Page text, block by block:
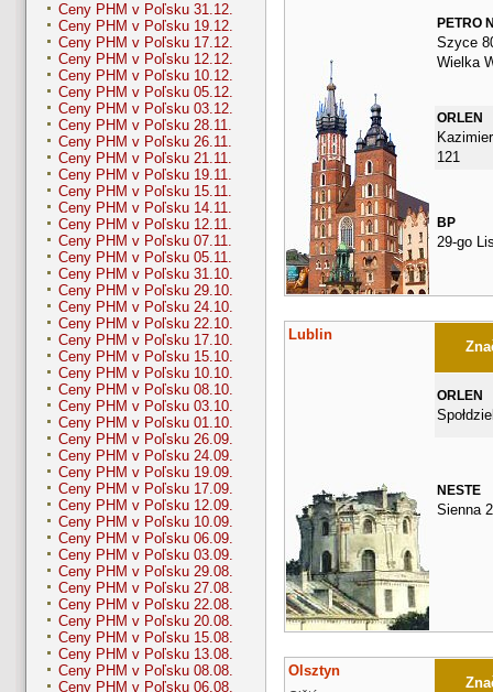
Ceny PHM v Poľsku 31.12.
Ceny PHM v Poľsku 19.12.
Ceny PHM v Poľsku 17.12.
Ceny PHM v Poľsku 12.12.
Ceny PHM v Poľsku 10.12.
Ceny PHM v Poľsku 05.12.
Ceny PHM v Poľsku 03.12.
Ceny PHM v Poľsku 28.11.
Ceny PHM v Poľsku 26.11.
Ceny PHM v Poľsku 21.11.
Ceny PHM v Poľsku 19.11.
Ceny PHM v Poľsku 15.11.
Ceny PHM v Poľsku 14.11.
Ceny PHM v Poľsku 12.11.
Ceny PHM v Poľsku 07.11.
Ceny PHM v Poľsku 05.11.
Ceny PHM v Poľsku 31.10.
Ceny PHM v Poľsku 29.10.
Ceny PHM v Poľsku 24.10.
Ceny PHM v Poľsku 22.10.
Ceny PHM v Poľsku 17.10.
Ceny PHM v Poľsku 15.10.
Ceny PHM v Poľsku 10.10.
Ceny PHM v Poľsku 08.10.
Ceny PHM v Poľsku 03.10.
Ceny PHM v Poľsku 01.10.
Ceny PHM v Poľsku 26.09.
Ceny PHM v Poľsku 24.09.
Ceny PHM v Poľsku 19.09.
Ceny PHM v Poľsku 17.09.
Ceny PHM v Poľsku 12.09.
Ceny PHM v Poľsku 10.09.
Ceny PHM v Poľsku 06.09.
Ceny PHM v Poľsku 03.09.
Ceny PHM v Poľsku 29.08.
Ceny PHM v Poľsku 27.08.
Ceny PHM v Poľsku 22.08.
Ceny PHM v Poľsku 20.08.
Ceny PHM v Poľsku 15.08.
Ceny PHM v Poľsku 13.08.
Ceny PHM v Poľsku 08.08.
Ceny PHM v Poľsku 06.08.
PETRO
Szyce
Wielka
ORLEN
121
BP
29-go
Lublin
ORLEN
NESTE
Sienna
Olsztyn